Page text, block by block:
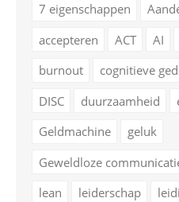
7 eigenschappen
accepteren
ACT AI
burnout
cognitieve
DISC
duurzaamheid
Geldmachine
geluk
Geweldloze
lean
leiderschap